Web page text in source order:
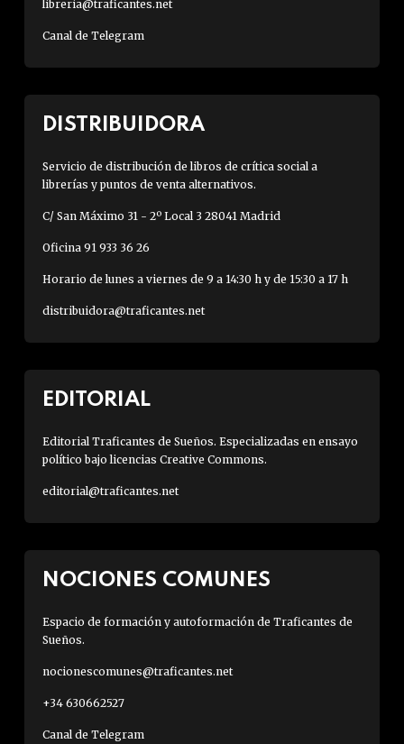
libreria@traficantes.net
Canal de Telegram
DISTRIBUIDORA
Servicio de distribución de libros de crítica social a
librerías y puntos de venta alternativos.
C/ San Máximo 31 - 2º Local 3 28041 Madrid
Oficina 91 933 36 26
Horario de lunes a viernes de 9 a 14:30 h y de 15:30 a 17 h
distribuidora@traficantes.net
EDITORIAL
Editorial Traficantes de Sueños. Especializadas en ensayo
político bajo licencias Creative Commons.
editorial@traficantes.net
NOCIONES COMUNES
Espacio de formación y autoformación de Traficantes de
Sueños.
nocionescomunes@traficantes.net
+34 630662527
Canal de Telegram